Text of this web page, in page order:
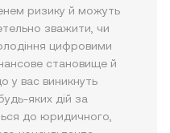
ризику й можуть
зважити, чи
цифровими
становище й
у вас виникнуть
яких дій за
до юридичного,